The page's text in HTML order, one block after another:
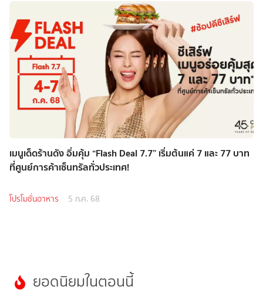
เมนูเด็ดร้านดัง อิ่มคุ้ม “Flash Deal 7.7” เริ่มต้นแค่ 7 และ 77 บาท
ที่ศูนย์การค้าเซ็นทรัลทั่วประเทศ!
โปรโมชั่นอาหาร 5 ก.ค. 68
ยอดนิยมในตอนนี้